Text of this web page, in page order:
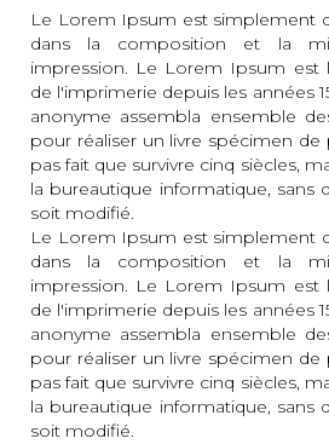
Le Lorem Ipsum est simplement
dans la composition et la
impression. Le Lorem Ipsum est
de l'imprimerie depuis les années
anonyme assembla ensemble
pour réaliser un livre spécimen de
pas fait que survivre cinq siècles,
la bureautique informatique, sans
soit modifié.
Le Lorem Ipsum est simplement
dans la composition et la
impression. Le Lorem Ipsum est
de l'imprimerie depuis les années
anonyme assembla ensemble
pour réaliser un livre spécimen de
pas fait que survivre cinq siècles,
la bureautique informatique, sans
soit modifié.